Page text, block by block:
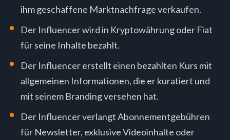
ihm geschaffene Marktnachfrage verkaufen.
Der Influencer wird in Kryptowährung oder Fiat
für seine Inhalte bezahlt.
Der Influencer erstellt einen bezahlten Kurs mit
allgemeinen Informationen, die er kuratiert und
mit seinem Branding versehen hat.
Der Influencer verlangt Abonnementgebühren
für Newsletter, exklusive Videoinhalte oder